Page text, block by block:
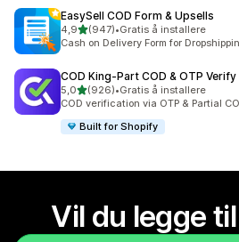
EasySell COD Form & Upsells
4,9av 5 stjerner
(947)
Totalt 947 omtaler
•Gratis å installere
Cash on Delivery Form for
COD King‑Part COD & OTP Verify
5,0av 5 stjerner
(926)
Totalt 926 omtaler
•Gratis å installere
COD verification via OTP & Partial
Built for Shopify
Vil du legge